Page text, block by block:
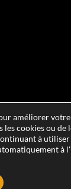
améliorer
cookies ou de
à utiliser
à